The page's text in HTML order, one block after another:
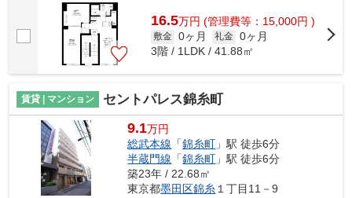
16.5万円 (管理費等：15,000円 )
敷金 0ヶ月 礼金 0ヶ月
3階 / 1LDK / 41.88㎡
賃貸 | マンション セントパレス錦糸町
9.1万円
総武本線 「錦糸町 」駅 徒歩6分
半蔵門線 「錦糸町 」駅 徒歩6分
築23年 / 22.68㎡
東京都墨田区錦糸 １丁目11－9